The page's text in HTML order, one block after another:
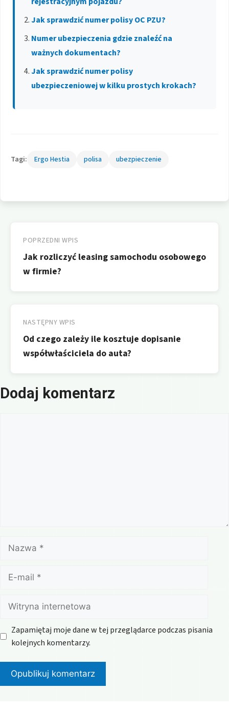
Jak sprawdzić numer polisy OC PZU?
Numer ubezpieczenia gdzie znaleźć na
ważnych dokumentach?
Jak sprawdzić numer polisy
ubezpieczeniowej w kilku prostych krokach?
Tagi: Ergo Hestia polisa ubezpieczenie
wpisu
POPRZEDNI WPIS
Jak rozliczyć leasing samochodu osobowego
w firmie?
NASTĘPNY WPIS
Od czego zależy ile kosztuje dopisanie
współwłaściciela do auta?
Dodaj komentarz
Nazwa
mail
Witryna
internetowa
Zapamiętaj moje dane w tej przeglądarce podczas pisania
kolejnych komentarzy.